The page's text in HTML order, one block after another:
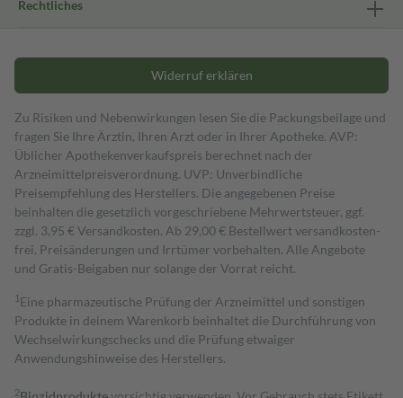
Rechtliches
Widerruf erklären
Zu Risiken und Nebenwirkungen lesen Sie die Packungsbeilage und
fragen Sie Ihre Ärztin, Ihren Arzt oder in Ihrer Apotheke. AVP:
Üblicher Apothekenverkaufspreis berechnet nach der
Arzneimittelpreisverordnung. UVP: Unverbindliche
Preisempfehlung des Herstellers. Die angegebenen Preise
beinhalten die gesetzlich vorgeschriebene Mehrwertsteuer, ggf.
zzgl. 3,95 € Versandkosten. Ab 29,00 € Bestell­wert versand­kosten­
frei. Preisänderungen und Irrtümer vorbehalten. Alle Angebote
und Gratis-Beigaben nur solange der Vorrat reicht.
1 Eine pharmazeutische Prüfung der Arzneimittel und sonstigen
Produkte in deinem Warenkorb beinhaltet die Durchführung von
Wechselwirkungschecks und die Prüfung etwaiger
Anwendungshinweise des Herstellers.
2